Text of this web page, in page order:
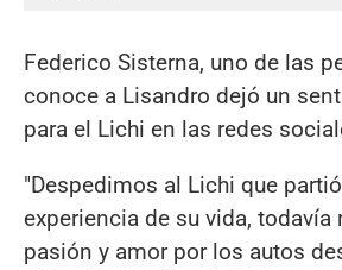
Federico Sisterna, uno de las
conoce a Lisandro dejó un
para el Lichi en las redes
"Despedimos al Lichi que
experiencia de su vida, todavía
pasión y amor por los autos